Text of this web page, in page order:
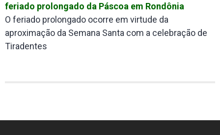
feriado prolongado da Páscoa em Rondônia
O feriado prolongado ocorre em virtude da
aproximação da Semana Santa com a celebração de
Tiradentes